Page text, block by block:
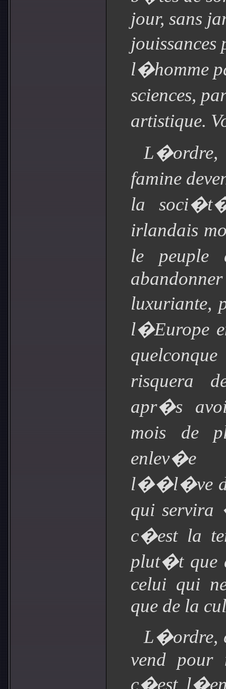
jour, sans
l�homme
sciences,
artistique.
famine
la
irlandais
le
l�Europe
risquera
apr�s
mois de
enlev�e
l��l�ve
qui
c�est la
plut�t
celui qui
que de la
L�ordre,
vend pour
c�est